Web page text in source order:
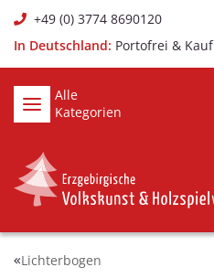
+49 (0) 3774 8690120
In Deutschland: Portofrei &
Alle
Kategorien
Lichterbogen